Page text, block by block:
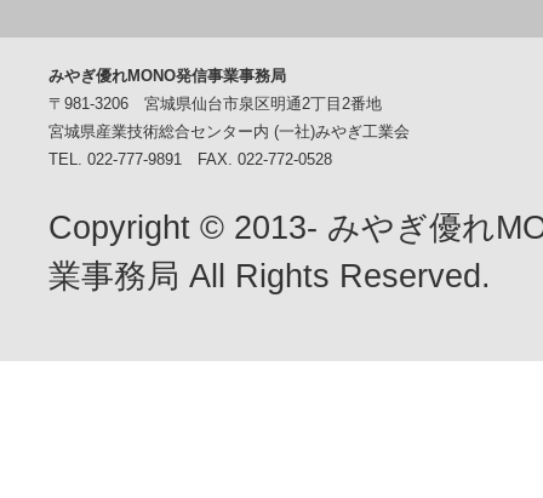
みやぎ優れMONO発信事業事務局
〒981-3206 宮城県仙台市泉区明通2丁目2番地
宮城県産業技術総合センター内 (一社)みやぎ工業会
TEL. 022-777-9891 FAX. 022-772-0528
Copyright © 2013- みやぎ優れ
業事務局 All Rights Reserved.